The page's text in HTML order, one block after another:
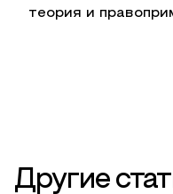
теория и
Другие